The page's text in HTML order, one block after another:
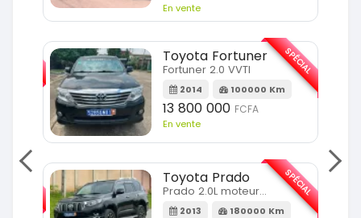
SPÉCIAL
En vente
Toyota Fortuner
Fortuner 2.0 VVTI
2014 100000 Km
13 800 000 FCFA
En vente
SPÉCIAL
Toyota Prado
Prado 2.0L moteur d4d
2013 180000 Km
SPÉCIAL